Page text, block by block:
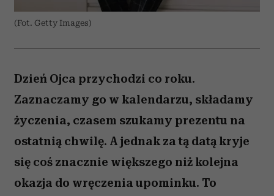
(Fot. Getty Images)
Dzień Ojca przychodzi co roku.
Zaznaczamy go w kalendarzu, składamy
życzenia, czasem szukamy prezentu na
ostatnią chwilę. A jednak za tą datą kryje
się coś znacznie większego niż kolejna
okazja do wręczenia upominku. To